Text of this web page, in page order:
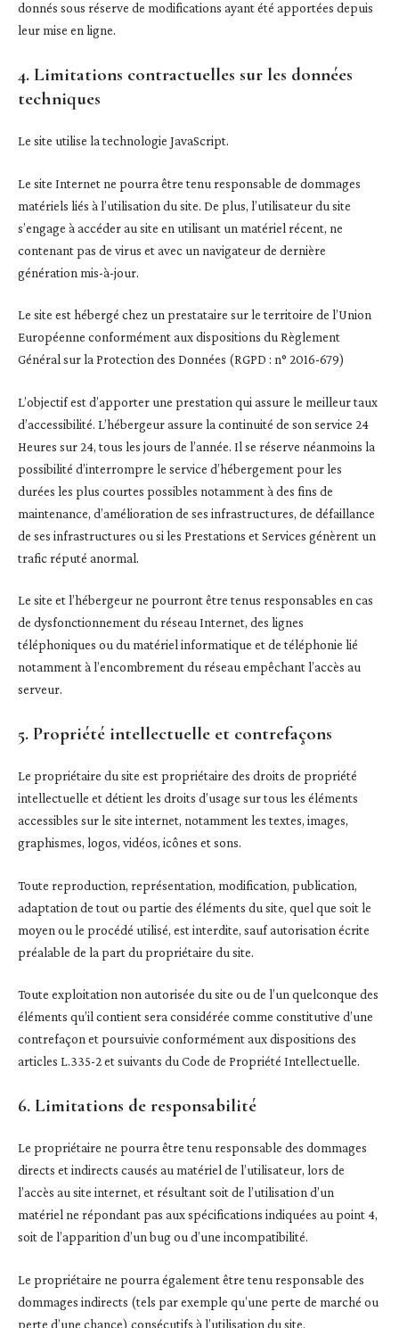
donnés sous réserve de modifications ayant été apportées depuis
leur mise en ligne.
4. Limitations contractuelles sur les données
techniques
Le site utilise la technologie JavaScript.
Le site Internet ne pourra être tenu responsable de dommages
matériels liés à l’utilisation du site. De plus, l’utilisateur du site
s’engage à accéder au site en utilisant un matériel récent, ne
contenant pas de virus et avec un navigateur de dernière
génération mis-à-jour.
Le site est hébergé chez un prestataire sur le territoire de l’Union
Européenne conformément aux dispositions du Règlement
Général sur la Protection des Données (RGPD : n° 2016-679)
L’objectif est d’apporter une prestation qui assure le meilleur taux
d’accessibilité. L’hébergeur assure la continuité de son service 24
Heures sur 24, tous les jours de l’année. Il se réserve néanmoins la
possibilité d’interrompre le service d’hébergement pour les
durées les plus courtes possibles notamment à des fins de
maintenance, d’amélioration de ses infrastructures, de défaillance
de ses infrastructures ou si les Prestations et Services génèrent un
trafic réputé anormal.
Le site et l’hébergeur ne pourront être tenus responsables en cas
de dysfonctionnement du réseau Internet, des lignes
téléphoniques ou du matériel informatique et de téléphonie lié
notamment à l’encombrement du réseau empêchant l’accès au
serveur.
5. Propriété intellectuelle et contrefaçons
Le propriétaire du site est propriétaire des droits de propriété
intellectuelle et détient les droits d’usage sur tous les éléments
accessibles sur le site internet, notamment les textes, images,
graphismes, logos, vidéos, icônes et sons.
Toute reproduction, représentation, modification, publication,
adaptation de tout ou partie des éléments du site, quel que soit le
moyen ou le procédé utilisé, est interdite, sauf autorisation écrite
préalable de la part du propriétaire du site.
Toute exploitation non autorisée du site ou de l’un quelconque des
éléments qu’il contient sera considérée comme constitutive d’une
contrefaçon et poursuivie conformément aux dispositions des
articles L.335-2 et suivants du Code de Propriété Intellectuelle.
6. Limitations de responsabilité
Le propriétaire ne pourra être tenu responsable des dommages
directs et indirects causés au matériel de l’utilisateur, lors de
l’accès au site internet, et résultant soit de l’utilisation d’un
matériel ne répondant pas aux spécifications indiquées au point 4,
soit de l’apparition d’un bug ou d’une incompatibilité.
Le propriétaire ne pourra également être tenu responsable des
dommages indirects (tels par exemple qu’une perte de marché ou
perte d’une chance) consécutifs à l’utilisation du site.